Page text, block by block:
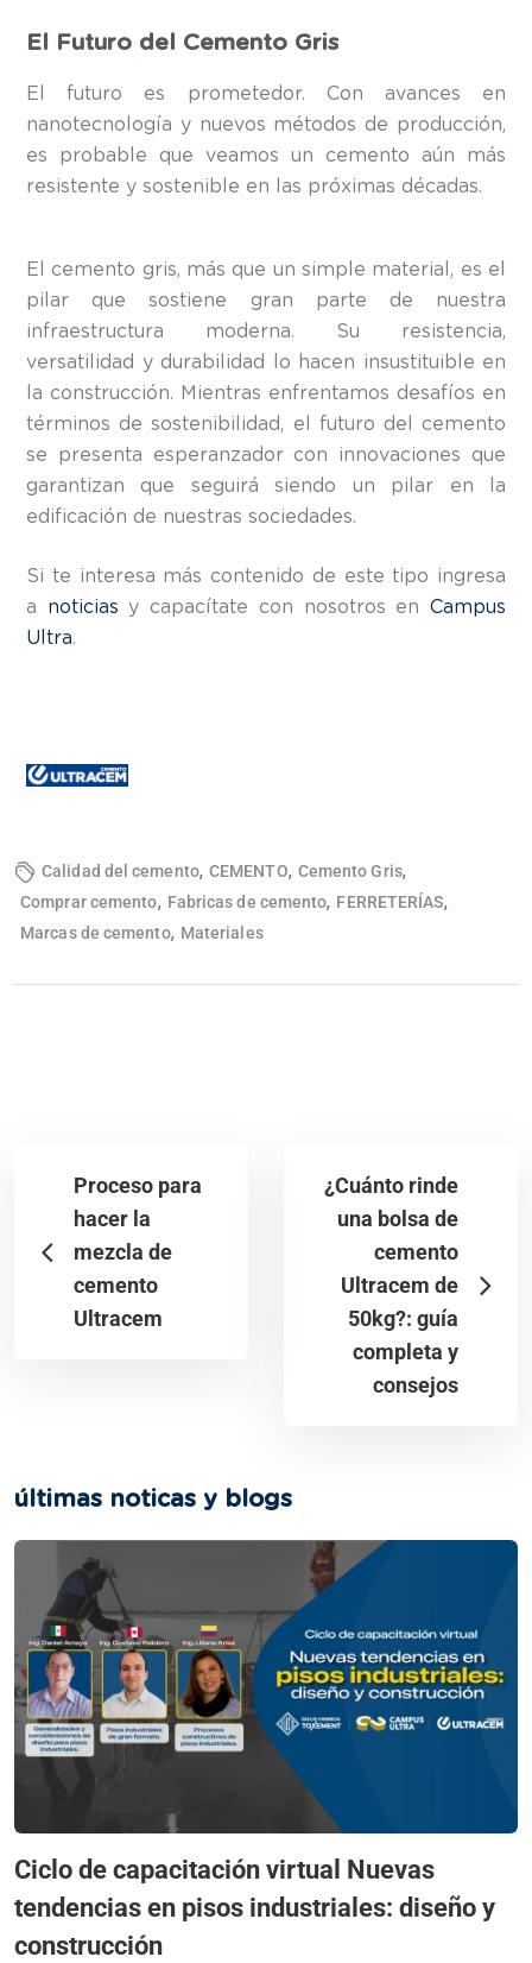
El Futuro del Cemento Gris
El futuro es prometedor. Con avances en
nanotecnología y nuevos métodos de producción,
es probable que veamos un cemento aún más
resistente y sostenible en las próximas décadas.
El cemento gris, más que un simple material, es el
pilar que sostiene gran parte de nuestra
infraestructura moderna. Su resistencia,
versatilidad y durabilidad lo hacen insustituible en
la construcción. Mientras enfrentamos desafíos en
términos de sostenibilidad, el futuro del cemento
se presenta esperanzador con innovaciones que
garantizan que seguirá siendo un pilar en la
edificación de nuestras sociedades.
Si te interesa más contenido de este tipo ingresa
a noticias y capacítate con nosotros enCampus
Ultra.
Calidad del cemento, CEMENTO, Cemento Gris,
Comprar cemento, Fabricas de cemento, FERRETERÍAS,
Marcas de cemento, Materiales
Proceso para
hacer la
mezcla de
cemento
Ultracem
¿Cuánto rinde
una bolsa de
cemento
Ultracem de
50kg?: guía
completa y
consejos
últimas noticas y blogs
Ciclo de capacitación virtual Nuevas
tendencias en pisos industriales: diseño y
construcción